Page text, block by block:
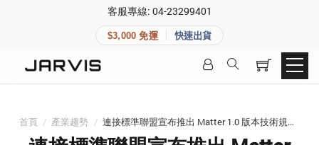
客服專線: 04-23299401
$3,000 免運 快速出貨
首頁 / 產業趨勢 / 連接標準聯盟宣布推出 Matter 1.0 版本技術規範 推動各類物聯網裝置互通便利性
快速連結
Matter 智慧家庭
登入後可查看訂單、會員資料與收藏清單。